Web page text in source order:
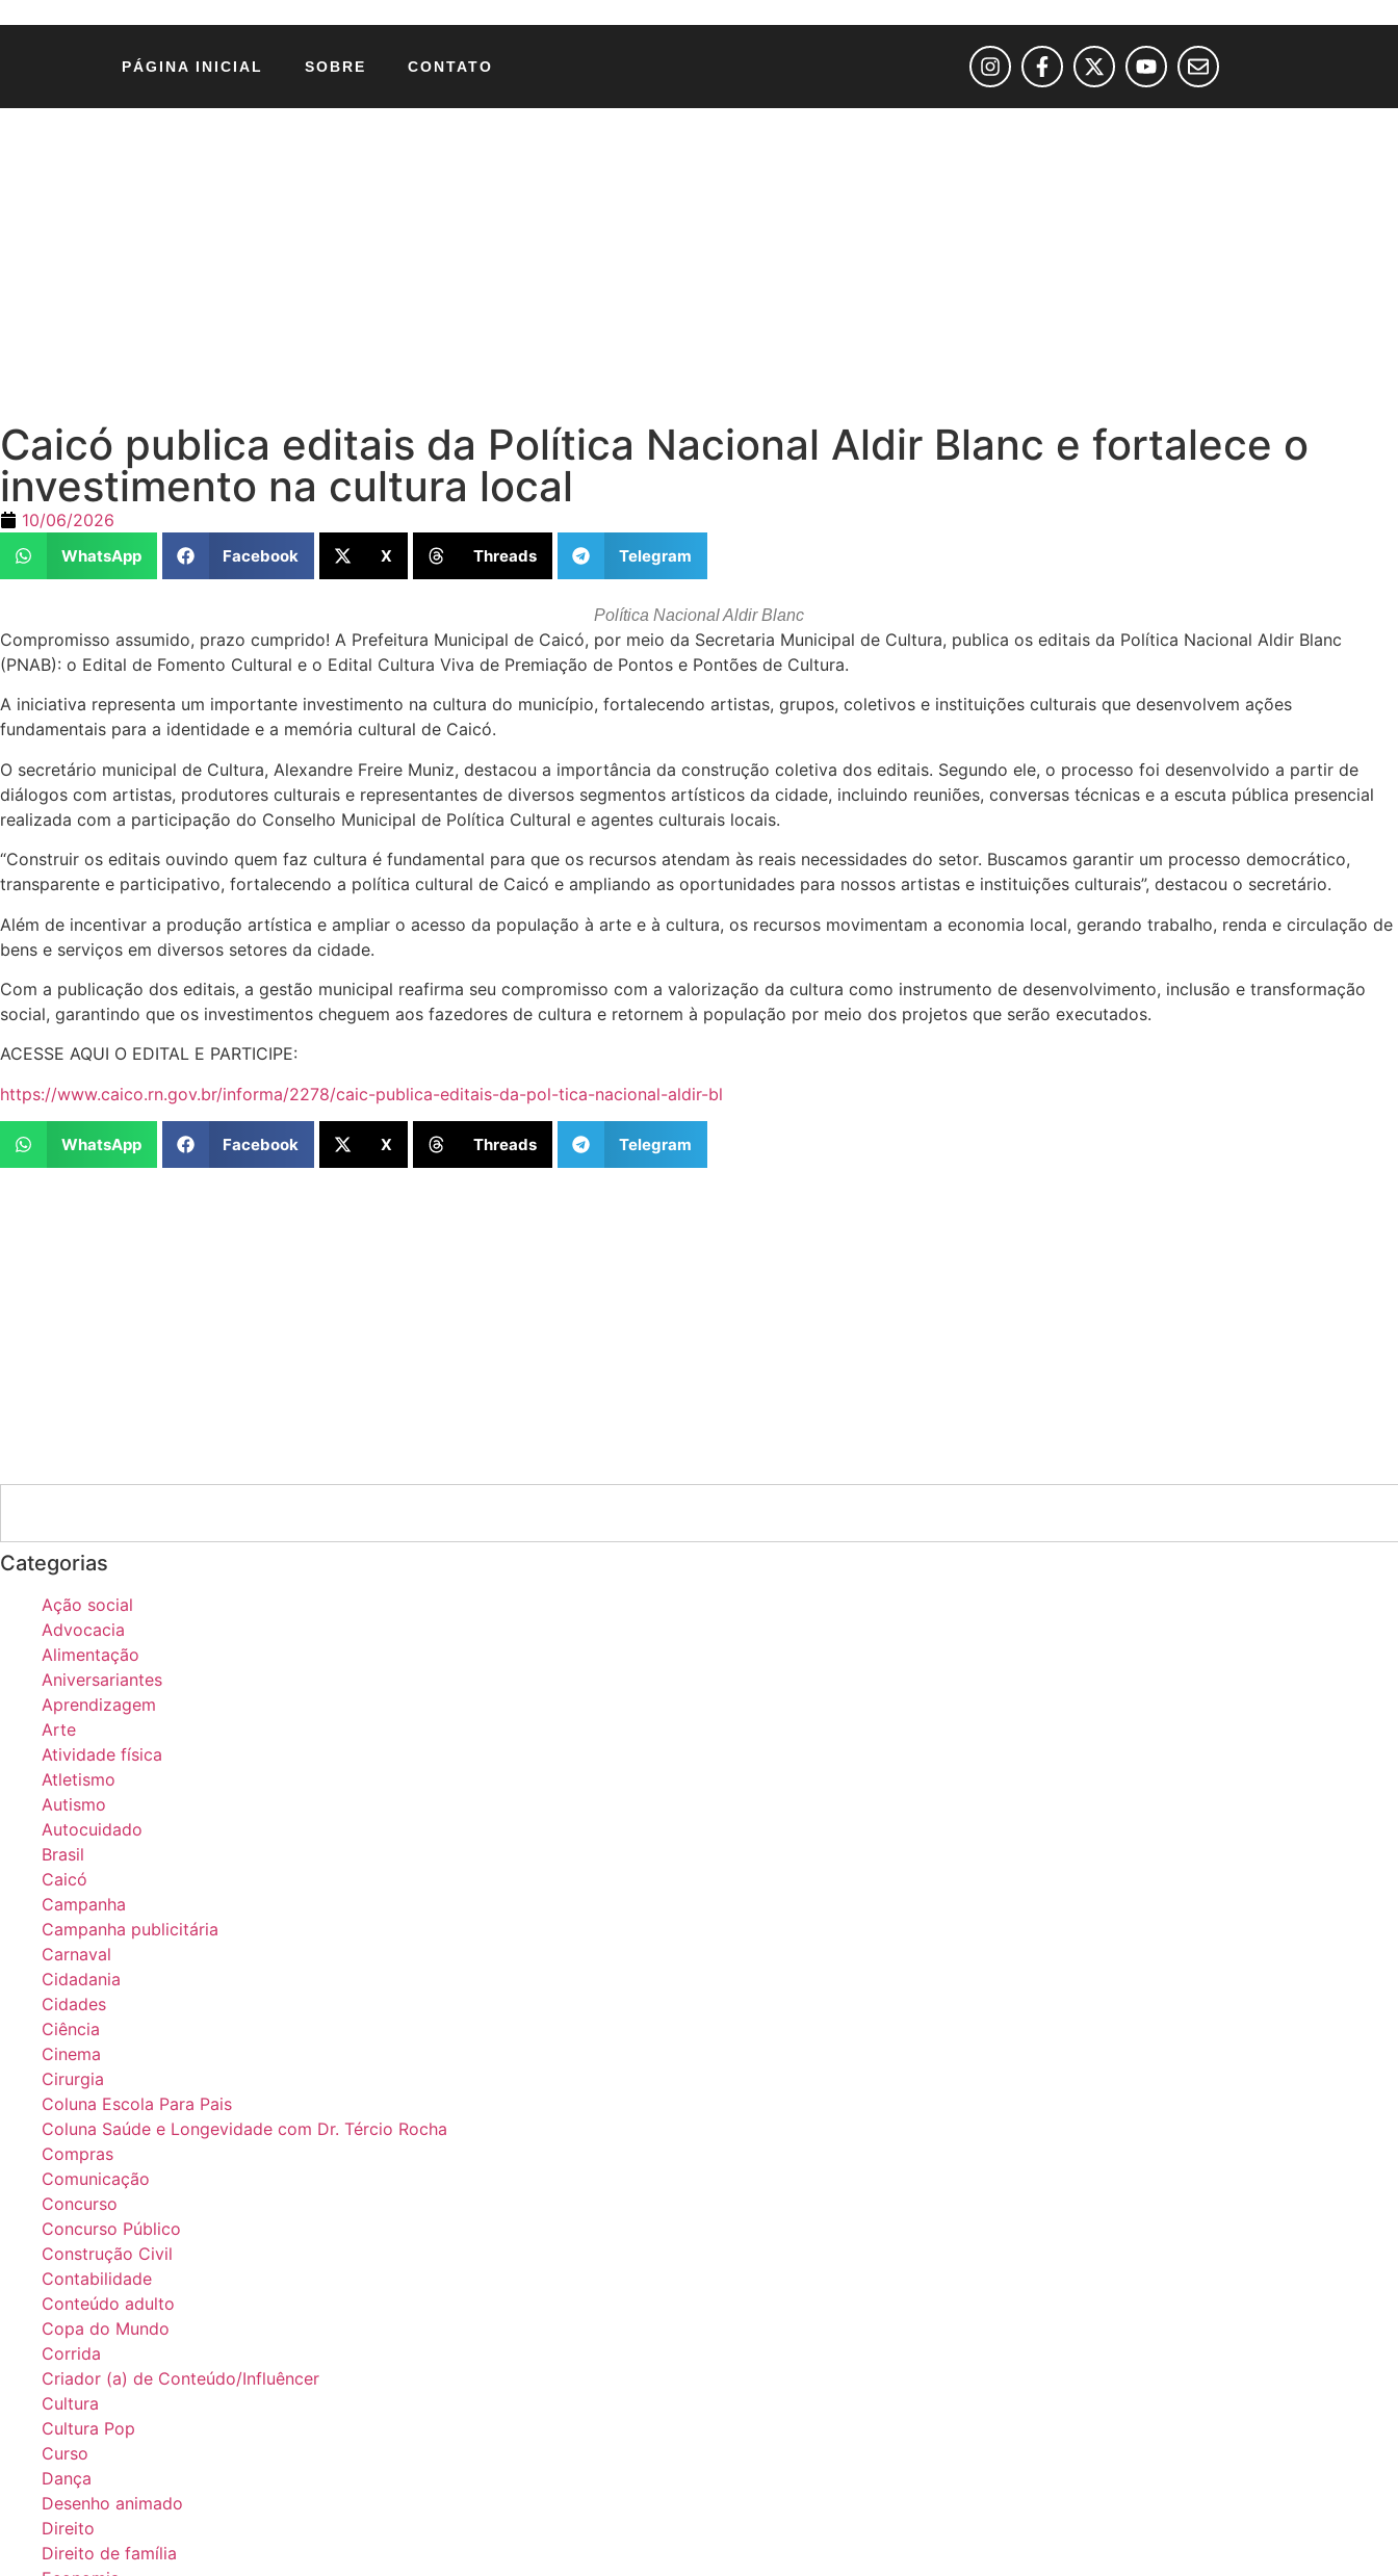
PÁGINA INICIAL SOBRE CONTATO
Caicó publica editais da Política Nacional Aldir Blanc e fortalece o
investimento na cultura local
10/06/2026
WhatsApp Facebook X Threads Telegram
Política Nacional Aldir Blanc
Compromisso assumido, prazo cumprido! A Prefeitura Municipal de Caicó, por meio da Secretaria Municipal de Cultura, publica os editais da Política Nacional Aldir Blanc
(PNAB): o Edital de Fomento Cultural e o Edital Cultura Viva de Premiação de Pontos e Pontões de Cultura.
A iniciativa representa um importante investimento na cultura do município, fortalecendo artistas, grupos, coletivos e instituições culturais que desenvolvem ações
fundamentais para a identidade e a memória cultural de Caicó.
O secretário municipal de Cultura, Alexandre Freire Muniz, destacou a importância da construção coletiva dos editais. Segundo ele, o processo foi desenvolvido a partir de
diálogos com artistas, produtores culturais e representantes de diversos segmentos artísticos da cidade, incluindo reuniões, conversas técnicas e a escuta pública presencial
realizada com a participação do Conselho Municipal de Política Cultural e agentes culturais locais.
“Construir os editais ouvindo quem faz cultura é fundamental para que os recursos atendam às reais necessidades do setor. Buscamos garantir um processo democrático,
transparente e participativo, fortalecendo a política cultural de Caicó e ampliando as oportunidades para nossos artistas e instituições culturais”, destacou o secretário.
Além de incentivar a produção artística e ampliar o acesso da população à arte e à cultura, os recursos movimentam a economia local, gerando trabalho, renda e circulação de
bens e serviços em diversos setores da cidade.
Com a publicação dos editais, a gestão municipal reafirma seu compromisso com a valorização da cultura como instrumento de desenvolvimento, inclusão e transformação
social, garantindo que os investimentos cheguem aos fazedores de cultura e retornem à população por meio dos projetos que serão executados.
ACESSE AQUI O EDITAL E PARTICIPE:
https://www.caico.rn.gov.br/informa/2278/caic-publica-editais-da-pol-tica-nacional-aldir-bl
WhatsApp Facebook X Threads Telegram
Categorias
Ação social
Advocacia
Alimentação
Aniversariantes
Aprendizagem
Arte
Atividade física
Atletismo
Autismo
Autocuidado
Brasil
Caicó
Campanha
Campanha publicitária
Carnaval
Cidadania
Cidades
Ciência
Cinema
Cirurgia
Coluna Escola Para Pais
Coluna Saúde e Longevidade com Dr. Tércio Rocha
Compras
Comunicação
Concurso
Concurso Público
Construção Civil
Contabilidade
Conteúdo adulto
Copa do Mundo
Corrida
Criador (a) de Conteúdo/Influêncer
Cultura
Cultura Pop
Curso
Dança
Desenho animado
Direito
Direito de família